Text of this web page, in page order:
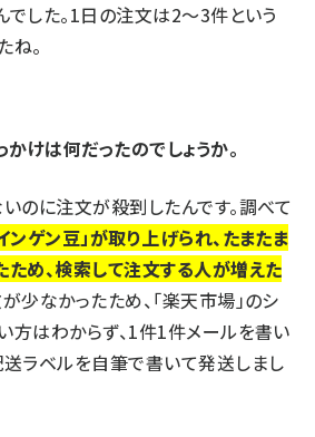
でした。1日の注文は2～3件という
ね。
かけは何だったのでしょうか。
のに注文が殺到したんです。調べて
ンゲン豆」が取り上げられ、たまたま
ため、検索して注文する人が増えた
少なかったため、「楽天市場」のシ
方はわからず、1件1件メールを書い
送ラベルを自筆で書いて発送しまし